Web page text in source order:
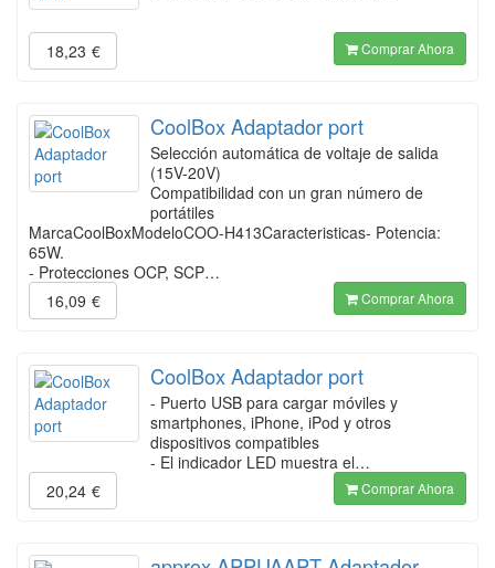
18,23 € Comprar Ahora
CoolBox Adaptador port
Selección automática de voltaje de salida
(15V-20V)
Compatibilidad con un gran número de
portátiles
MarcaCoolBoxModeloCOO-H413Caracteristicas- Potencia:
65W.
- Protecciones OCP, SCP…
16,09 € Comprar Ahora
CoolBox Adaptador port
- Puerto USB para cargar móviles y
smartphones, iPhone, iPod y otros
dispositivos compatibles
- El indicador LED muestra el…
20,24 € Comprar Ahora